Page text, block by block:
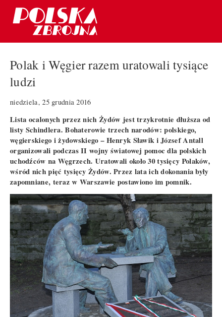
Polak i Węgier razem uratowali tysiące
ludzi
niedziela, 25 grudnia 2016
Lista ocalonych przez nich Żydów jest trzykrotnie dłuższa od
listy Schindlera. Bohaterowie trzech narodów: polskiego,
węgierskiego i żydowskiego – Henryk Sławik i József Antall
organizowali podczas II wojny światowej pomoc dla polskich
uchodźców na Węgrzech. Uratowali około 30 tysięcy Polaków,
wśród nich pięć tysięcy Żydów. Przez lata ich dokonania były
zapomniane, teraz w Warszawie postawiono im pomnik.